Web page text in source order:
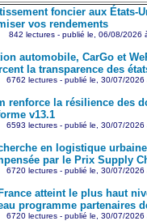
foncier aux États-
vos rendements
842 lectures - publié le, 06/08/2026
automobile, CarGo et
la transparence des
6762 lectures - publié le, 30/07/2026
renforce la résilience des
v13.1
6593 lectures - publié le, 30/07/2026
en logistique
par le Prix Supply
6720 lectures - publié le, 30/07/2026
atteint le plus haut
programme partenaires
6720 lectures - publié le, 30/07/